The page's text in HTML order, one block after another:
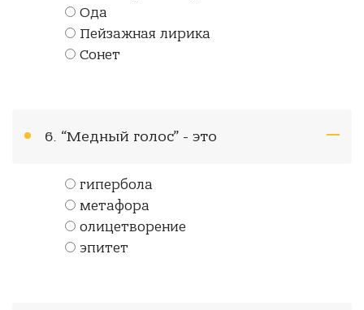
Ода
Пейзажная лирика
Сонет
6. “Медный голос” - это
гипербола
метафора
олицетворение
эпитет